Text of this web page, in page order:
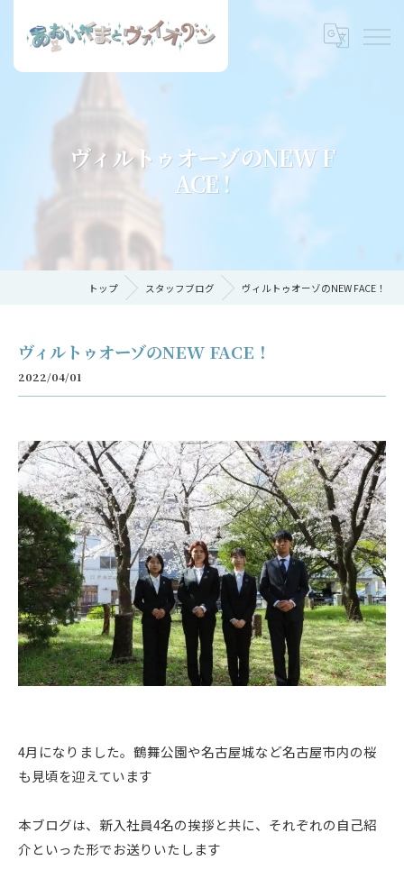
ヴィルトゥオーゾのNEW F
ACE !
トップ スタッフブログ ヴィルトゥオーゾのNEW FACE！
ヴィルトゥオーゾのNEW FACE！
2022/04/01
4月になりました。鶴舞公園や名古屋城など名古屋市内の桜
も見頃を迎えています
本ブログは、新入社員4名の挨拶と共に、それぞれの自己紹
介といった形でお送りいたします